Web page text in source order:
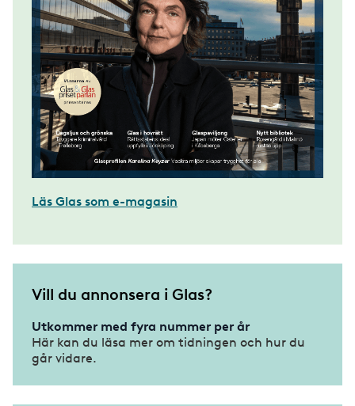
Läs Glas som e-magasin
Vill du annonsera i Glas?
Utkommer med fyra nummer per år
Här kan du läsa mer om tidningen och hur du
går vidare.